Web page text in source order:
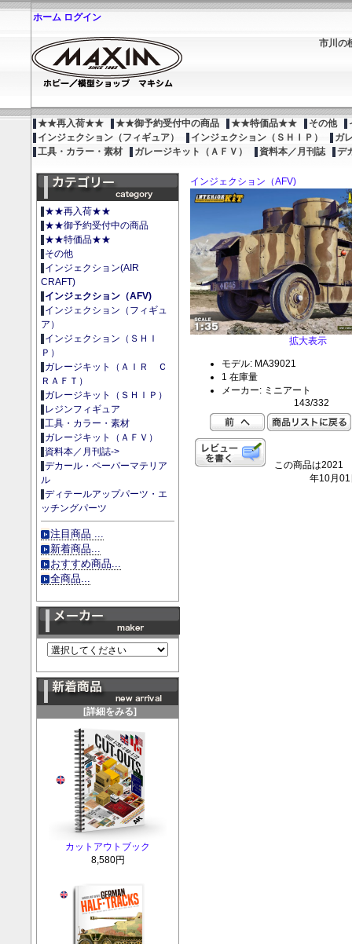
ホーム ログイン
市川の
★★再入荷★★ ★★御予約受付中の商品 ★★特価品★★ その他
インジェクション（フィギュア）
インジェクション（ＳＨＩＰ）
ガ
工具・カラー・素材
ガレージキット（ＡＦＶ） 資料本／月刊誌 デ
★★再入荷★★
★★御予約受付中の商品
★★特価品★★
その他
インジェクション(AIR
CRAFT)
インジェクション（AFV)
インジェクション（フィギュ
ア）
インジェクション（ＳＨＩ
Ｐ）
ガレージキット（ＡＩＲ Ｃ
ＲＡＦＴ）
ガレージキット（ＳＨＩＰ）
レジンフィギュア
工具・カラー・素材
ガレージキット（ＡＦＶ）
資料本／月刊誌->
デカール・ペーパーマテリア
ル
ディテールアップパーツ・エ
ッチングパーツ
注目商品 ...
新着商品...
おすすめ商品...
全商品...
[詳細をみる]
カットアウトブック
8,580円
インジェクション（AFV)
拡大表示
モデル: MA39021
1 在庫量
メーカー: ミニアート
143/332
この商品は2021
年10月